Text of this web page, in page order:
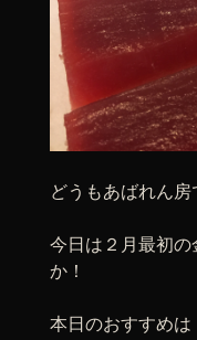
どうもあばれん房
今日は２月最初
か！
本日のおすすめは